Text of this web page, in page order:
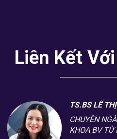
Liên Kết
TS.BS LÊ
CHUYÊN
KHOA BV TỪ